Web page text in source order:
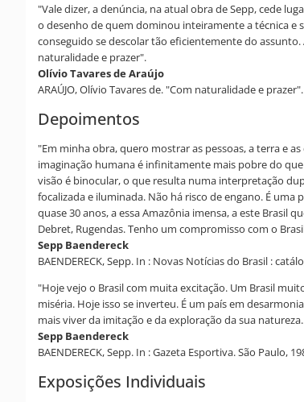
"Vale dizer, a denúncia, na atual obra de Sepp, cede
o desenho de quem dominou inteiramente a técnica e
conseguido se descolar tão eficientemente do
naturalidade e prazer".
Olívio Tavares de Araújo
ARAÚJO, Olívio Tavares de. "Com naturalidade e
Depoimentos
"Em minha obra, quero mostrar as pessoas, a terra e
imaginação humana é infinitamente mais pobre do
visão é binocular, o que resulta numa interpretação
focalizada e iluminada. Não há risco de engano. É
quase 30 anos, a essa Amazônia imensa, a este Brasil
Debret, Rugendas. Tenho um compromisso com o
Sepp Baendereck
BAENDERECK, Sepp. In : Novas Notícias do Brasil :
"Hoje vejo o Brasil com muita excitação. Um Brasil
miséria. Hoje isso se inverteu. É um país em
mais viver da imitação e da exploração da sua
Sepp Baendereck
BAENDERECK, Sepp. In : Gazeta Esportiva. São Paulo,
Exposições Individuais